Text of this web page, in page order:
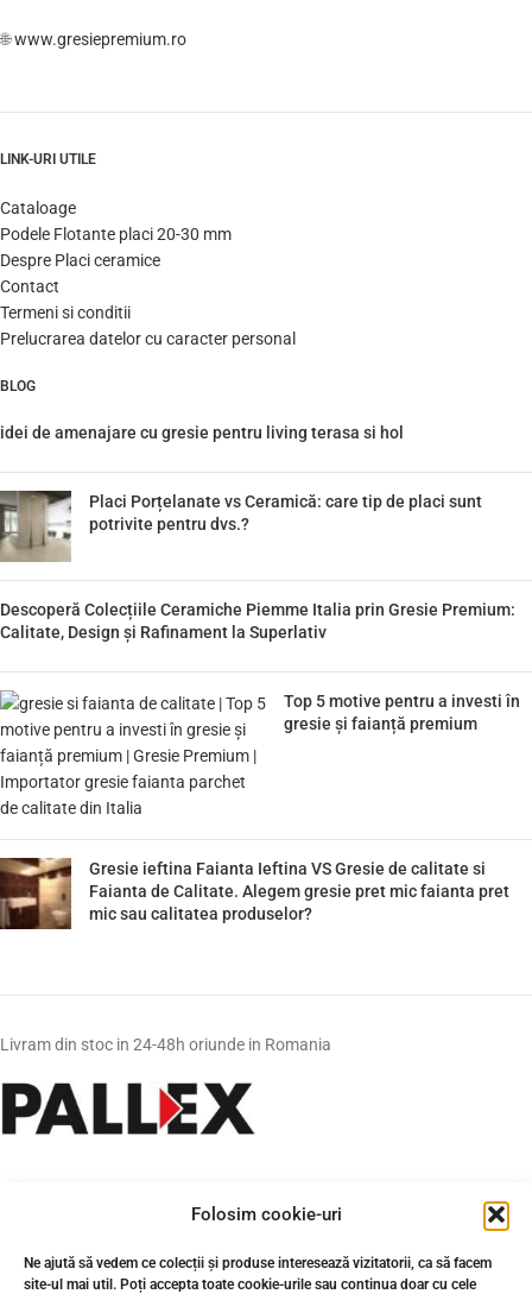
Folosim cookie-uri
Ne ajută să vedem ce colecții și produse interesează vizitatorii, ca să facem
site-ul mai util. Poți accepta toate cookie-urile sau continua doar cu cele
🌐www.gresiepremium.ro
LINK-URI UTILE
Cataloage
Podele Flotante placi 20-30 mm
Despre Placi ceramice
Contact
Termeni si conditii
Prelucrarea datelor cu caracter personal
BLOG
idei de amenajare cu gresie pentru living terasa si hol
Placi Porțelanate vs Ceramică: care tip de placi sunt
potrivite pentru dvs.?
Descoperă Colecțiile Ceramiche Piemme Italia prin Gresie Premium:
Calitate, Design și Rafinament la Superlativ
Top 5 motive pentru a investi în
gresie și faianță premium
Gresie ieftina Faianta Ieftina VS Gresie de calitate si
Faianta de Calitate. Alegem gresie pret mic faianta pret
mic sau calitatea produselor?
Livram din stoc in 24-48h oriunde in Romania